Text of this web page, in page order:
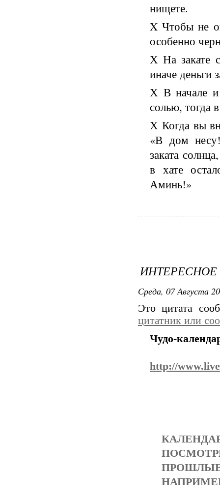
нищете.
X Чтобы не
особенно
Х На закате
иначе деньги
Х В начале
солью, тогда
Х Когда вы
«В дом
заката
в хате
Аминь!»
ИНТЕРЕСНОЕ
Среда, 07 Августа
Это цитата
цитатник или
Чудо-
http://